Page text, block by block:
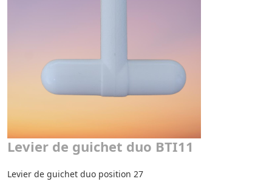
Levier de guichet duo BTI11
Levier de guichet duo position 27